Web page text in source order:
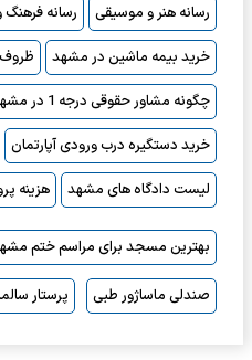
رسانه هنر و موسیقی
رسانه فرهنگ
خرید بیمه ماشین در مشهد
چگونه مشاور حقوقی درجه 1 در مشهد پیدا کنیم؟
خرید دستگیره درب ورودی آپارتمان
لیست دادگاه های مشهد
هزینه
بهترین مسجد برای مراسم ختم
صندلی ماساژور طبی پرستار